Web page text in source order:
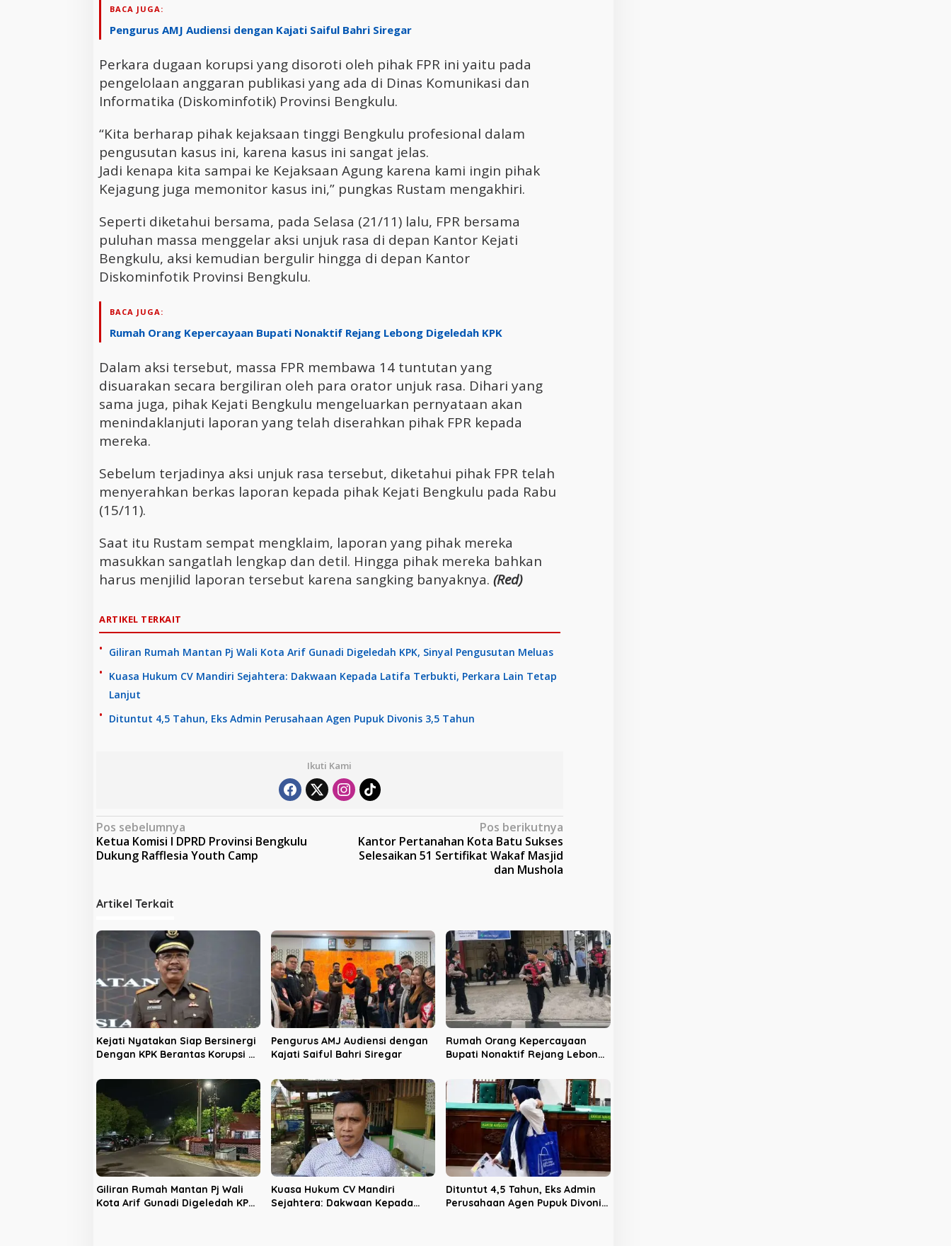
BACA JUGA:
Pengurus AMJ Audiensi dengan Kajati Saiful Bahri Siregar
Perkara dugaan korupsi yang disoroti oleh pihak FPR ini yaitu pada
pengelolaan anggaran publikasi yang ada di Dinas Komunikasi dan
Informatika (Diskominfotik) Provinsi Bengkulu.
“Kita berharap pihak kejaksaan tinggi Bengkulu profesional dalam
pengusutan kasus ini, karena kasus ini sangat jelas.
Jadi kenapa kita sampai ke Kejaksaan Agung karena kami ingin pihak
Kejagung juga memonitor kasus ini,” pungkas Rustam mengakhiri.
Seperti diketahui bersama, pada Selasa (21/11) lalu, FPR bersama
puluhan massa menggelar aksi unjuk rasa di depan Kantor Kejati
Bengkulu, aksi kemudian bergulir hingga di depan Kantor
Diskominfotik Provinsi Bengkulu.
BACA JUGA:
Rumah Orang Kepercayaan Bupati Nonaktif Rejang Lebong Digeledah KPK
Dalam aksi tersebut, massa FPR membawa 14 tuntutan yang
disuarakan secara bergiliran oleh para orator unjuk rasa. Dihari yang
sama juga, pihak Kejati Bengkulu mengeluarkan pernyataan akan
menindaklanjuti laporan yang telah diserahkan pihak FPR kepada
mereka.
Sebelum terjadinya aksi unjuk rasa tersebut, diketahui pihak FPR telah
menyerahkan berkas laporan kepada pihak Kejati Bengkulu pada Rabu
(15/11).
Saat itu Rustam sempat mengklaim, laporan yang pihak mereka
masukkan sangatlah lengkap dan detil. Hingga pihak mereka bahkan
harus menjilid laporan tersebut karena sangking banyaknya. (Red)
ARTIKEL TERKAIT
Giliran Rumah Mantan Pj Wali Kota Arif Gunadi Digeledah KPK, Sinyal Pengusutan Meluas
Kuasa Hukum CV Mandiri Sejahtera: Dakwaan Kepada Latifa Terbukti, Perkara Lain Tetap
Lanjut
Dituntut 4,5 Tahun, Eks Admin Perusahaan Agen Pupuk Divonis 3,5 Tahun
Ikuti Kami
N
a
g
a
i
p
o
s
Pos sebelumnya
Ketua Komisi I DPRD Provinsi Bengkulu
Dukung Rafflesia Youth Camp
Pos berikutnya
Kantor Pertanahan Kota Batu Sukses
Selesaikan 51 Sertifikat Wakaf Masjid
dan Mushola
Artikel Terkait
Kejati Nyatakan Siap Bersinergi
Dengan KPK Berantas Korupsi di
Pengurus AMJ Audiensi dengan
Kajati Saiful Bahri Siregar
Rumah Orang Kepercayaan
Bupati Nonaktif Rejang Lebong
Giliran Rumah Mantan Pj Wali
Kota Arif Gunadi Digeledah KPK,
Kuasa Hukum CV Mandiri
Sejahtera: Dakwaan Kepada
Dituntut 4,5 Tahun, Eks Admin
Perusahaan Agen Pupuk Divonis